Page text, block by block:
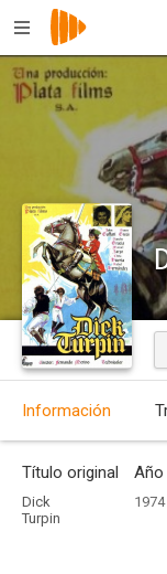
Información
Título original
Dick
Turpin
Año
1974